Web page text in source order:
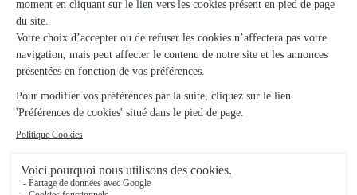
Petit poème
dès22,95€
Livraison à petit
prix
Petite rêverie
dès 24,95€